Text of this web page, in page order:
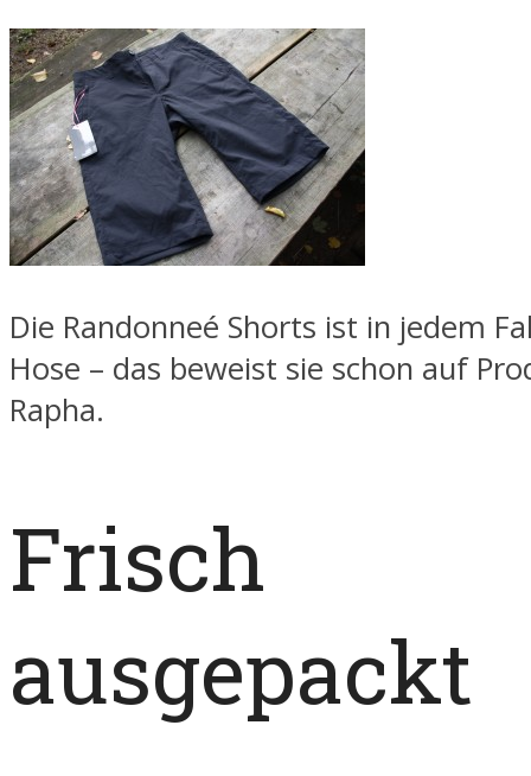
Die Randonneé Shorts ist in jedem
Hose – das beweist sie schon auf
Rapha.
Frisch
ausgepackt